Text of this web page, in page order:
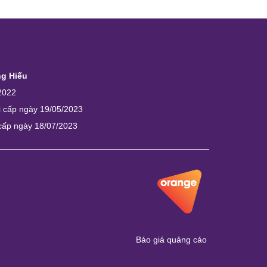
Hiếu
ngày 19/05/2023
ngày 18/07/2023
Báo giá quảng cáo